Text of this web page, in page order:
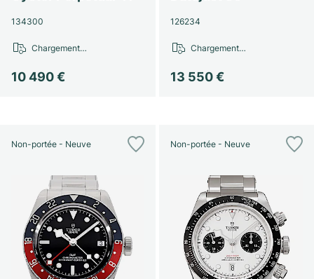
134300
10 490 €
Chargement…
126234
13 550 €
Chargement…
Non-portée - Neuve Non-portée - Neuve